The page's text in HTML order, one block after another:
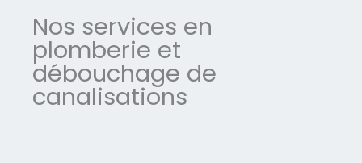
Nos services en
plomberie et
débouchage de
canalisations